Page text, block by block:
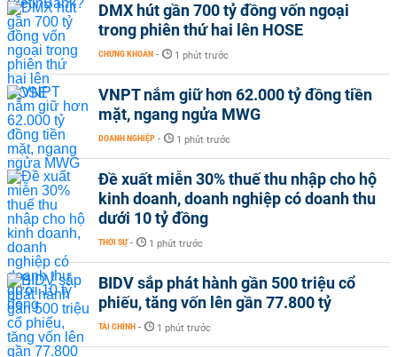
DMX hút gần 700 tỷ đồng vốn ngoại
trong phiên thứ hai lên HOSE
CHỨNG KHOÁN - 1 phút trước
VNPT nắm giữ hơn 62.000 tỷ đồng tiền
mặt, ngang ngửa MWG
DOANH NGHIỆP - 1 phút trước
Đề xuất miễn 30% thuế thu nhập cho hộ
kinh doanh, doanh nghiệp có doanh thu
dưới 10 tỷ đồng
THỜI SỰ - 1 phút trước
BIDV sắp phát hành gần 500 triệu cổ
phiếu, tăng vốn lên gần 77.800 tỷ
TÀI CHÍNH - 1 phút trước